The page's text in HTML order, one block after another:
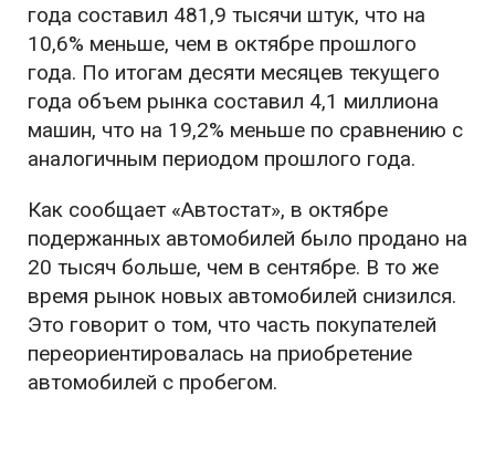
года составил 481,9 тысячи штук, что на
10,6% меньше, чем в октябре прошлого
года. По итогам десяти месяцев текущего
года объем рынка составил 4,1 миллиона
машин, что на 19,2% меньше по сравнению с
аналогичным периодом прошлого года.
Как сообщает «Автостат», в октябре
подержанных автомобилей было продано на
20 тысяч больше, чем в сентябре. В то же
время рынок новых автомобилей снизился.
Это говорит о том, что часть покупателей
переориентировалась на приобретение
автомобилей с пробегом.